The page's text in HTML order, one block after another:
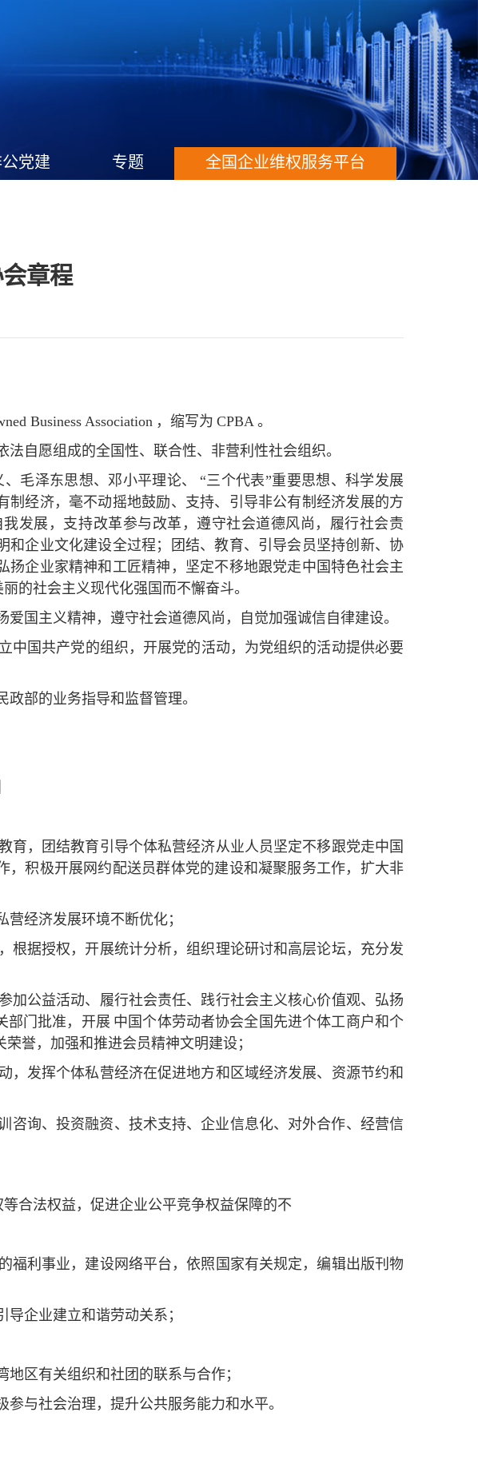
党建 专题 全国企业维权服务平台
章程
Business Association ，缩写为 CPBA 。
自愿组成的全国性、联合性、非营利性社会组织。
毛泽东思想、邓小平理论、
“三个代表”重要思想、科学发展
经济，毫不动摇地鼓励、支持、引导非公有制经济发展的方
发展，支持改革参与改革，遵守社会道德风尚，履行社会责
企业文化建设全过程；团结、教育、引导会员坚持创新、协
企业家精神和工匠精神，坚定不移地跟党走中国特色社会主
的社会主义现代化强国而不懈奋斗。
国主义精神，遵守社会道德风尚，自觉加强诚信自律建设。
中国共产党的组织，开展党的活动，为党组织的活动提供必要
部的业务指导和监督管理。
育，团结教育引导个体私营经济从业人员坚定不移跟党走中国
积极开展网约配送员群体党的建设和凝聚服务工作，扩大非
经济发展环境不断优化；
根据授权，开展统计分析，组织理论研讨和高层论坛，充分发
加公益活动、履行社会责任、践行社会主义核心价值观、弘扬
部门批准，开展 中国个体劳动者协会全国先进个体工商户和个
誉，加强和推进会员精神文明建设；
，发挥个体私营经济在促进地方和区域经济发展、资源节约和
咨询、投资融资、技术支持、企业信息化、对外合作、经营信
合法权益，促进企业公平竞争权益保障的不
福利事业，建设网络平台，依照国家有关规定，编辑出版刊物
企业建立和谐劳动关系；
区有关组织和社团的联系与合作；
与社会治理，提升公共服务能力和水平。